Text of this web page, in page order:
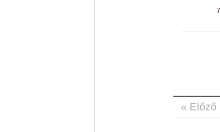
« Előző